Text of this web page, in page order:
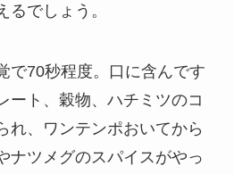
るでしょう。
で70秒程度。口に含んです
ート、穀物、ハチミツのコ
れ、ワンテンポおいてから
ナツメグのスパイスがやっ